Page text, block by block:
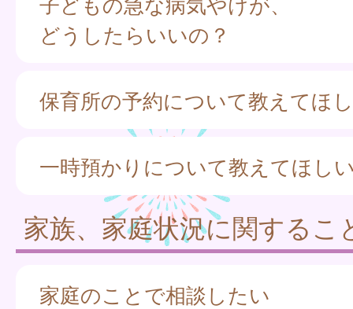
どうしたらいいの？
保育所の予約について教えてほ
一時預かりについて教えてほし
家族、家庭状況に関するこ
家庭のことで相談したい